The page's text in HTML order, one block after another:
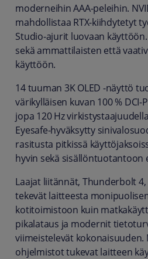
moderneihin AAA-peleihin.
mahdollistaa RTX-kiihdytetyt
Studio-ajurit luovaan
sekä ammattilaisten että
käyttöön.
14 tuuman 3K OLED -näyttö
värikylläisen kuvan 100 % DCI-
jopa 120 Hz
Eyesafe-hyväksytty
rasitusta pitkissä
hyvin sekä sisällöntuotantoon
Laajat liitännät, Thunderbolt 4,
tekevät laitteesta
kotitoimistoon kuin
pikalataus ja modernit
viimeistelevät kokonaisuuden.
ohjelmistot tukevat laitteen